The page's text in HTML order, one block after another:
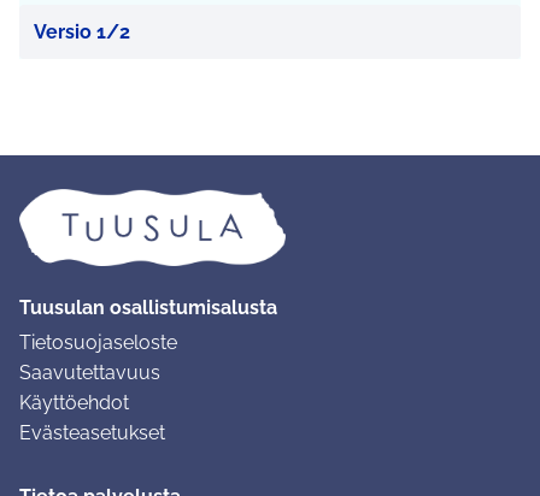
Versio 1/2
Tuusulan osallistumisalusta
Tietosuojaseloste
Saavutettavuus
Käyttöehdot
Evästeasetukset